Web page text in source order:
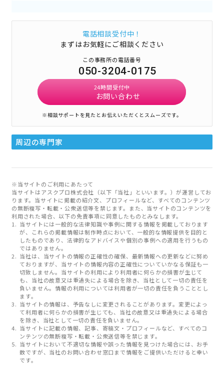
電話相談受付中！
まずはお気軽にご相談ください
この事務所の電話番号
050-3204-0175
24時間受付中
お問い合わせ
※相談サポートを見たとお伝えいただくとスムーズです。
周辺の専門家
※当サイトのご利用にあたって
当サイトはアスクプロ株式会社（以下「当社」といいます。）が運営してお
ります。当サイトに掲載の紹介文、プロフィールなど、すべてのコンテンツ
の無断複写・転載・公衆送信等を禁じます。また、当サイトのコンテンツを
利用された場合、以下の免責事項に同意したものとみなします。
当サイトには一般的な法律知識や事例に関する情報を掲載しております
が、これらの掲載情報は制作時点において、一般的な情報提供を目的と
したものであり、法律的なアドバイスや個別の事例への適用を行うもの
ではありません。
当社は、当サイトの情報の正確性の確保、最新情報への更新などに努め
ておりますが、当サイトの情報内容の正確性についていかなる保証も一
切致しません。当サイトの利用により利用者に何らかの損害が生じて
も、当社の故意又は重過失による場合を除き、当社として一切の責任を
負いません。情報の利用については利用者が一切の責任を負うこととし
ます。
当サイトの情報は、予告なしに変更されることがあります。変更によっ
て利用者に何らかの損害が生じても、当社の故意又は重過失による場合
を除き、当社として一切の責任を負いません。
当サイトに記載の情報、記事、寄稿文・プロフィールなど、すべてのコ
ンテンツの無断複写・転載・公衆送信等を禁じます。
当サイトにおいて不適切な情報や誤った情報を見つけた場合には、お手
数ですが、当社のお問い合わせ窓口まで情報をご提供いただけると幸い
です。